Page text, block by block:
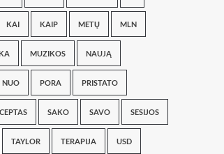
KAI KAIP METŲ MLN
MUZIKOS NAUJĄ
NUO PORA PRISTATO
SAKO SAVO SESIJOS
TAYLOR TERAPIJA USD